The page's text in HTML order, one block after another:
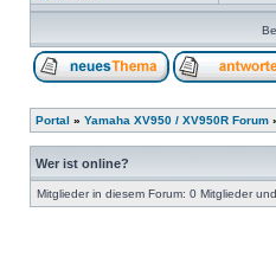
Portal » Yamaha XV950 / XV950R Forum
Wer ist online?
Mitglieder in diesem Forum: 0 Mitglieder